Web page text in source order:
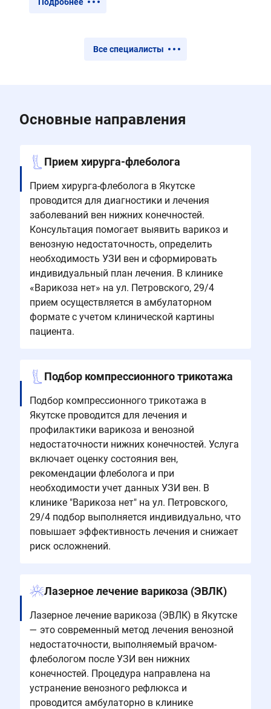
Все специалисты
Основные направления
Прием хирурга-флеболога
Прием хирурга-флеболога в Якутске
проводится для диагностики и лечения
заболеваний вен нижних конечностей.
Консультация помогает выявить варикоз и
венозную недостаточность, определить
необходимость УЗИ вен и сформировать
индивидуальный план лечения. В клинике
«Варикоза нет» на ул. Петровского, 29/4
прием осуществляется в амбулаторном
формате с учетом клинической картины
пациента.
Подбор компрессионного трикотажа
Подбор компрессионного трикотажа в
Якутске проводится для лечения и
профилактики варикоза и венозной
недостаточности нижних конечностей. Услуга
включает оценку состояния вен,
рекомендации флеболога и при
необходимости учет данных УЗИ вен. В
клинике "Варикоза нет" на ул. Петровского,
29/4 подбор выполняется индивидуально, что
повышает эффективность лечения и снижает
риск осложнений.
Лазерное лечение варикоза (ЭВЛК)
Лазерное лечение варикоза (ЭВЛК) в Якутске
— это современный метод лечения венозной
недостаточности, выполняемый врачом-
флебологом после УЗИ вен нижних
конечностей. Процедура направлена на
устранение венозного рефлюкса и
проводится амбулаторно в клинике